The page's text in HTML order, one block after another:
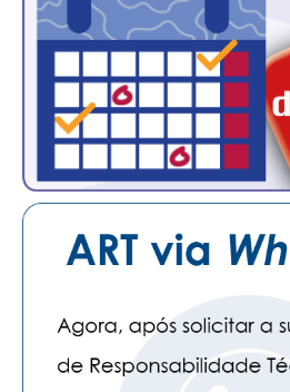
APRESENTAÇÃO
EMPREGO E ESTÁGIO
CARREIRA
AUTÔNOMOS E SERVIÇOS
GUIA DAS ENGENHARIAS
CURSOS